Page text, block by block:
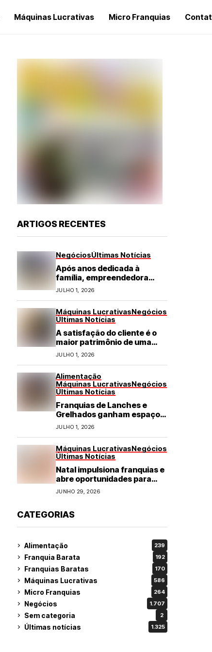
Máquinas Lucrativas Micro Franquias
ARTIGOS RECENTES
NegóciosÚltimas Notícias
Após anos dedicada à
família, empreendedora
transforma franquia de
turismo em negócio de
JULHO 1, 2026
Máquinas LucrativasNegócios
Últimas Notícias
A satisfação do cliente é o
maior patrimônio de uma
franquia
JULHO 1, 2026
Alimentação
Máquinas LucrativasNegócios
Últimas Notícias
Franquias de Lanches e
Grelhados ganham espaço
com demanda por refeições
rápidas e de qualidade
JULHO 1, 2026
Máquinas LucrativasNegócios
Últimas Notícias
Natal impulsiona franquias e
abre oportunidades para
diversos segmentos do
JUNHO 29, 2026
CATEGORIAS
Alimentação 239
Franquia Barata 192
Franquias Baratas 170
Máquinas Lucrativas 586
Micro Franquias 264
Negócios 1.707
Sem categoria 2
Últimas notícias 1.325